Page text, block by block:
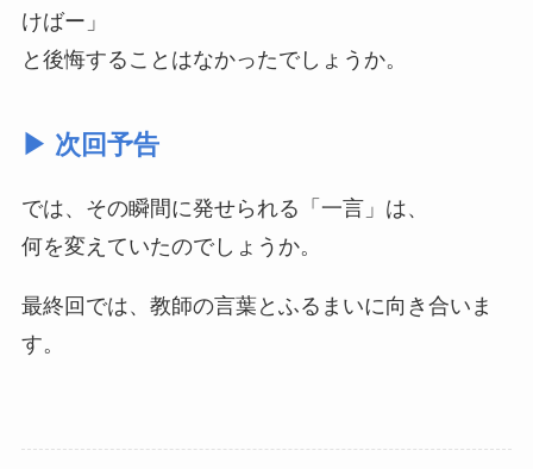
けばー」
と後悔することはなかったでしょうか。
▶ 次回予告
では、その瞬間に発せられる「一言」は、
何を変えていたのでしょうか。
最終回では、教師の言葉とふるまいに向き合いま
す。